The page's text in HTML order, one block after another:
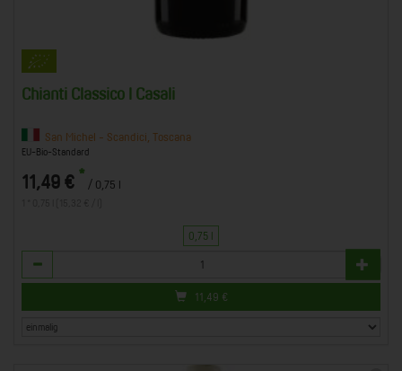
Chianti Classico I Casali
San Michel - Scandici, Toscana
EU-Bio-Standard
11,49 € * / 0,75 l
0,75 l
Anzahl
11,49 €